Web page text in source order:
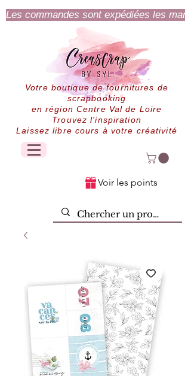
Les commandes sont expédiées les
Votre boutique de fournitures de
scrapbooking
en région Centre Val de Loire
Trouvez l'inspiration
Laissez libre cours à votre créativité
Voir les points